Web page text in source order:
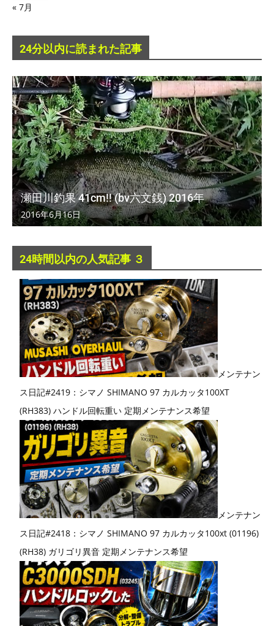
« 7月
24分以内に読まれた記事
瀬田川釣果 41cm!! (bv六文銭) 2016年
2016年6月16日
24時間以内の人気記事 ３
メンテナン
ス日記#2419：シマノ SHIMANO 97 カルカッタ100XT
(RH383) ハンドル回転重い 定期メンテナンス希望
メンテナン
ス日記#2418：シマノ SHIMANO 97 カルカッタ100xt (01196)
(RH38) ガリゴリ異音 定期メンテナンス希望